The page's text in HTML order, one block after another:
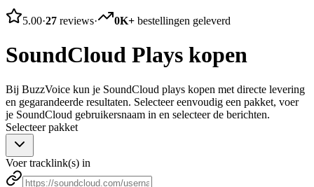
5.00·27 reviews· 0K+ bestellingen geleverd
SoundCloud Plays kopen
Bij BuzzVoice kun je SoundCloud plays kopen met directe levering
en gegarandeerde resultaten. Selecteer eenvoudig een pakket, voer
je SoundCloud gebruikersnaam in en selecteer de berichten.
Selecteer pakket
Voer tracklink(s) in